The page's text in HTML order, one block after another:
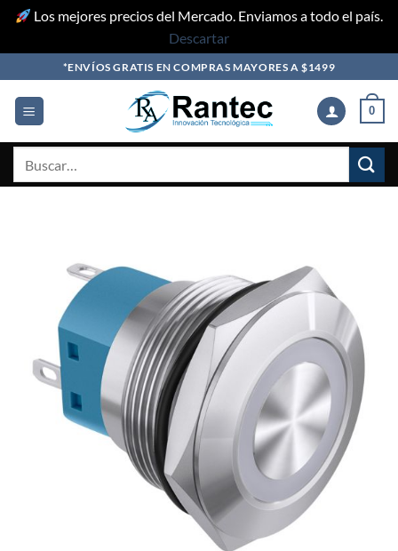
Los mejores precios del Mercado. Enviamos a todo el país.
Descartar
to
content
*ENVÍOS GRATIS EN COMPRAS MAYORES A $1499
0